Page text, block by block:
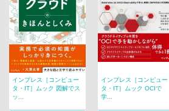
インプレス［コンピュー
タ・IT］ムック 図解でス
ッ...
インプレス［コンピュー
タ・IT］ムック OCIで
学...